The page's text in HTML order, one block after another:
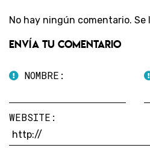
No hay ningún comentario. Se
Envía tu comentario
NOMBRE:
WEBSITE: